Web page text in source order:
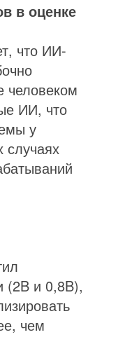
в оценке
что ИИ-
человеком
ИИ, что
у
случаях
(2B и 0,8B),
чем